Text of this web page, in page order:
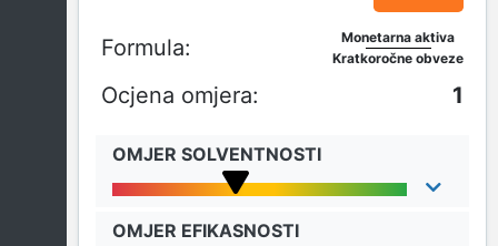
Monetarna aktiva
Kratkoročne obveze
1
OMJER SOLVENTNOSTI
OMJER EFIKASNOSTI